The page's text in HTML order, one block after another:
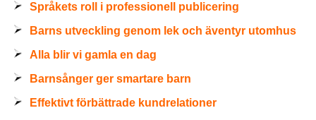
Språkets roll i professionell publicering
Barns utveckling genom lek och äventyr utomhus
Alla blir vi gamla en dag
Barnsånger ger smartare barn
Effektivt förbättrade kundrelationer